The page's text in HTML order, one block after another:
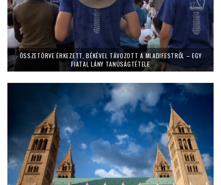
ÖSSZETÖRVE ÉRKEZETT, BÉKÉVEL TÁVOZOTT A MLADIFESTRŐL – EGY
FIATAL LÁNY TANÚSÁGTÉTELE